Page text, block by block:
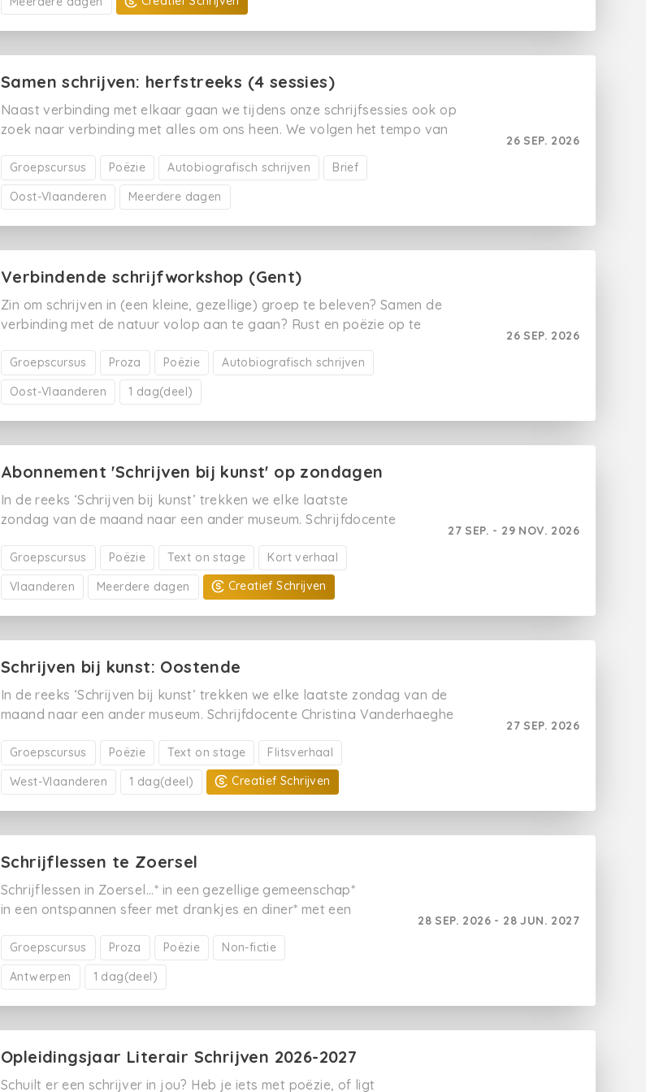
december.✔️
bronnen je raadpleegt, waarom een goede synopsis je
leidraad is, en hoe je een chaos aan informatie omzet in een
aantrekkelijk leesbaar boek of een boeiende tekst.
Samen schrijven: herfstreeks (4 sessies)
Naast verbinding met elkaar gaan we tijdens onze schrijfsessies ook op
zoek naar verbinding met alles om ons heen. We volgen het tempo van
Groepscursus Poëzie Autobiografisch schrijven
Brief
Oost-Vlaanderen
Meerdere dagen
26 SEP. 2026
Verbindende schrijfworkshop (Gent)
Zin om schrijven in (een kleine, gezellige) groep te beleven? Samen de
verbinding met de natuur volop aan te gaan? Rust en poëzie op te
juiste adres!
Groepscursus Proza Poëzie
Autobiografisch schrijven
Oost-Vlaanderen
1 dag(deel)
26 SEP. 2026
Abonnement 'Schrijven bij kunst' op zondagen
In de reeks ‘Schrijven bij kunst’ trekken we elke laatste
zondag van de maand naar een ander museum. Schrijfdocente
schrijfopdrachten voor. Vervolgens klim je in je pen. Benieuwd
welke gedichten of verhalen we oogsten op het einde van de
dag. Wil je inschrijven voor de drie zondagse schrijfdagen bij
kunst in het najaar van 2026, dan krijg je 15% korting en
betaal je 165 euro i.p.v. 195 euro. Deze korting is niet
Groepscursus Poëzie Text on stage
Kort verhaal
Vlaanderen
Meerdere dagen Creatief Schrijven
27 SEP. - 29 NOV. 2026
Schrijven bij kunst: Oostende
In de reeks ‘Schrijven bij kunst’ trekken we elke laatste zondag van de
maand naar een ander museum. Schrijfdocente Christina Vanderhaeghe
klim je in je pen. Benieuwd welke gedichten of verhalen we oogsten op
het einde van de dag.
Groepscursus Poëzie Text on stage
Flitsverhaal
West-Vlaanderen
1 dag(deel) Creatief Schrijven
27 SEP. 2026
Schrijflessen te Zoersel
Schrijflessen in Zoersel...* in een gezellige gemeenschap*
in een ontspannen sfeer met drankjes en diner* met een
inspirerende uitwisselingen* in een veilige haven van
vertrouwen
Groepscursus Proza Poëzie
Non-fictie
Antwerpen
1 dag(deel)
28 SEP. 2026 - 28 JUN. 2027
Opleidingsjaar Literair Schrijven 2026-2027
Schuilt er een schrijver in jou? Heb je iets met poëzie, of ligt